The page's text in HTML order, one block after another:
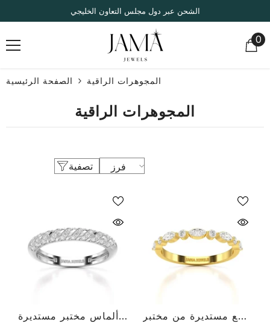
انتقل إلى المحتوىالشحن عبر دول مجلس التعاون الخليجي
00
الصفحة الرئيسية المجوهرات الراقية
المجوهرات الراقية
تصفية فرز
خاتم نصف أبدية بوزن 0.20 قيراط مع قطع ألماس مختبر مستديرة خاتم نصف أبدية بوزن 0.45 قيراط مرصع بألماس ماركيز وقطع مستديرة من مختبر